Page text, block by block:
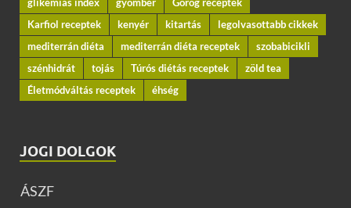
glikémiás index
gyömbér
Görög receptek
Karfiol receptek
kenyér kitartás
legolvasottabb cikkek
mediterrán diéta
mediterrán diéta receptek
szobabicikli
szénhidrát
tojás Túrós diétás receptek
zöld tea
Életmódváltás receptek
éhség
JOGI DOLGOK
ÁSZF